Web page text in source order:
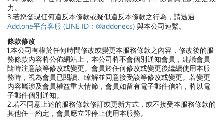
力。
3.若您發現任何違反本條款或疑似違反本條款之行為，請透過
Add.one平台客服 (LINE ID：@addonecs) 與本公司連繫。
條款修改
1.本公司有權於任何時間修改或變更本服務條款之內容，修改後的服
務條款內容將公佈網站上，本公司將不會個別通知會員，建議會員
隨時注意該等修改或變更。會員於任何修改或變更後繼續使用本服
務時，視為會員已閱讀、瞭解並同意接受該等修改或變更。若變更
內容屬涉及會員權益重大情節，會員如留有電子郵件信箱，將以電
子郵件個別通知。
2.若不同意上述的服務條款修訂或更新方式，或不接受本服務條款的
其他任一約定，會員應立即停止使用本服務。